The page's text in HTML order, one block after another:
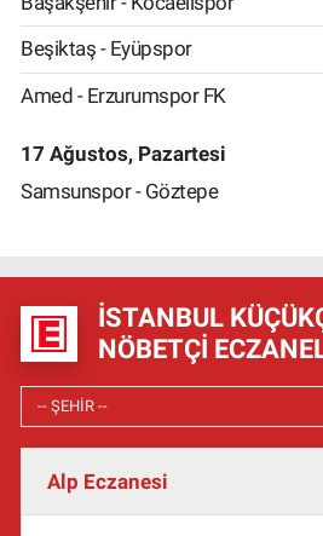
Beşiktaş - Eyüpspor
Amed - Erzurumspor FK
17 Ağustos, Pazartesi
Samsunspor - Göztepe
İSTANBUL
NÖBETÇI
Alp Eczanesi